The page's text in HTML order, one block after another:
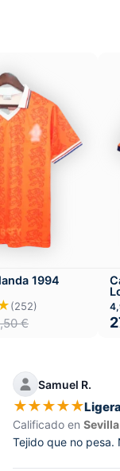
1994
(252)
€
Samuel R.
★★★★★
Calificado enSevilla
Tejido que no pesa.